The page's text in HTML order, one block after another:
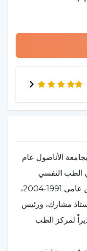
بجامعة الأناضول عام
الطب النفسي
للبالغين عام 1991 كطبيب مساعد. بين عامي 1991-2004،
مشارك، ورئيس
لمركز الطب